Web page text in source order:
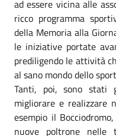
ad essere vicina alle
ricco programma
della Memoria alla
le iniziative portate
prediligendo le attività
al sano mondo dello
Tanti, poi, sono stati
migliorare e realizzare
esempio il
nuove poltrone nelle